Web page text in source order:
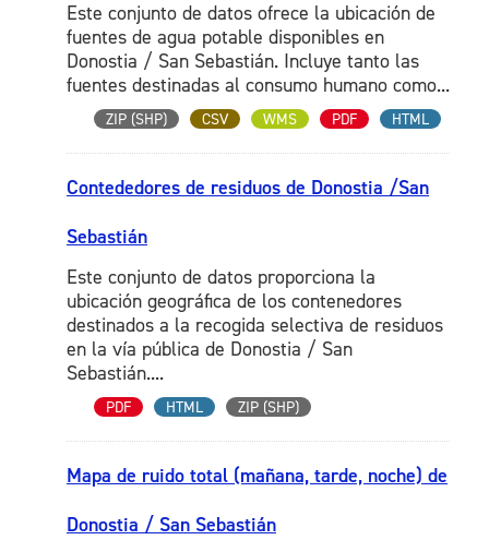
Este conjunto de datos ofrece la ubicación de
fuentes de agua potable disponibles en
Donostia / San Sebastián. Incluye tanto las
fuentes destinadas al consumo humano como...
ZIP (SHP) CSV WMS PDF HTML
Contededores de residuos de Donostia /San
Sebastián
Este conjunto de datos proporciona la
ubicación geográfica de los contenedores
destinados a la recogida selectiva de residuos
en la vía pública de Donostia / San
Sebastián....
PDF HTML ZIP (SHP)
Mapa de ruido total (mañana, tarde, noche) de
Donostia / San Sebastián